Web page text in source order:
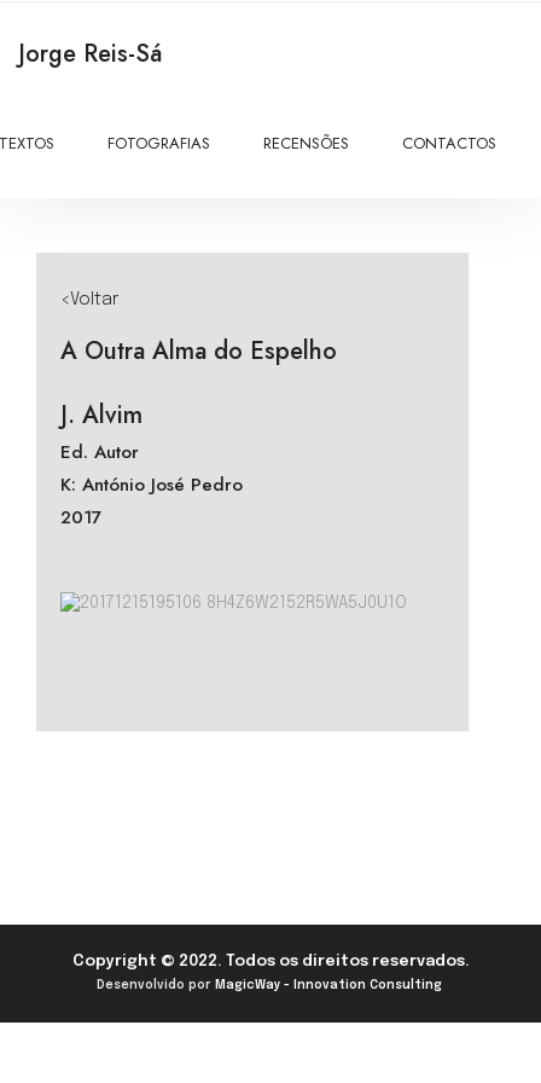
Jorge Reis-Sá
TEXTOS FOTOGRAFIAS RECENSÕES CONTACTOS
<Voltar
A Outra Alma do Espelho
J. Alvim
Ed. Autor
K: António José Pedro
2017
Copyright © 2022. Todos os direitos reservados.
Desenvolvido por MagicWay - Innovation Consulting